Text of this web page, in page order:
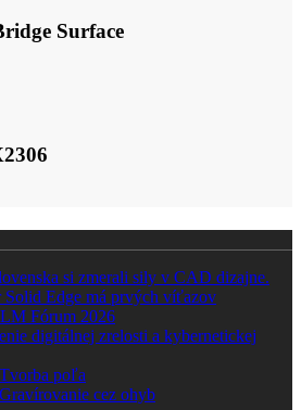
Surface
si zmerali sily v CAD dizajne.
Edge má prvých víťazov
Fórum 2026
digitálnej zrelosti a kybernetickej
poľa
cez ohyb